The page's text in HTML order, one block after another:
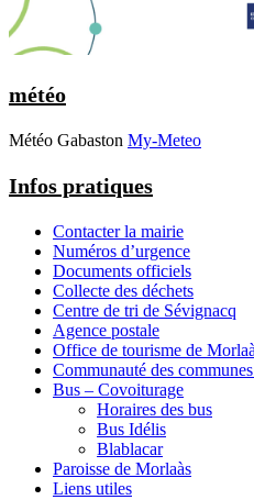
météo
Météo Gabaston My-Meteo
Infos pratiques
Contacter la mairie
Numéros d’urgence
Documents officiels
Collecte des déchets
Centre de tri de Sévignacq
Agence postale
Office de tourisme de
Communauté des
Bus – Covoiturage
Horaires des bus
Bus Idélis
Blablacar
Paroisse de Morlaàs
Liens utiles